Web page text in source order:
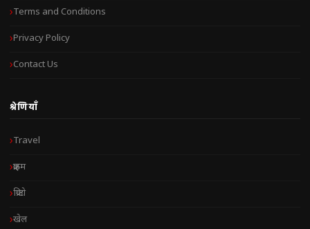
Terms and Conditions
Privacy Policy
Contact Us
श्रेणियाँ
Travel
क्राइम
क्रिप्टो
खेल